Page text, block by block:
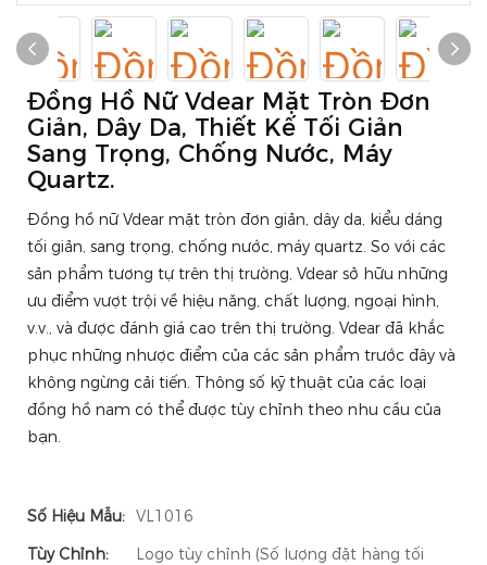
Đồng Hồ Nữ Vdear Mặt Tròn Đơn
Giản, Dây Da, Thiết Kế Tối Giản
Sang Trọng, Chống Nước, Máy
Quartz.
Đồng hồ nữ Vdear mặt tròn đơn giản, dây da, kiểu dáng
tối giản, sang trọng, chống nước, máy quartz. So với các
sản phẩm tương tự trên thị trường, Vdear sở hữu những
ưu điểm vượt trội về hiệu năng, chất lượng, ngoại hình,
v.v., và được đánh giá cao trên thị trường. Vdear đã khắc
phục những nhược điểm của các sản phẩm trước đây và
không ngừng cải tiến. Thông số kỹ thuật của các loại
đồng hồ nam có thể được tùy chỉnh theo nhu cầu của
bạn.
Số Hiệu Mẫu: VL1016
Tùy Chỉnh:
Logo tùy chỉnh (Số lượng đặt hàng tối